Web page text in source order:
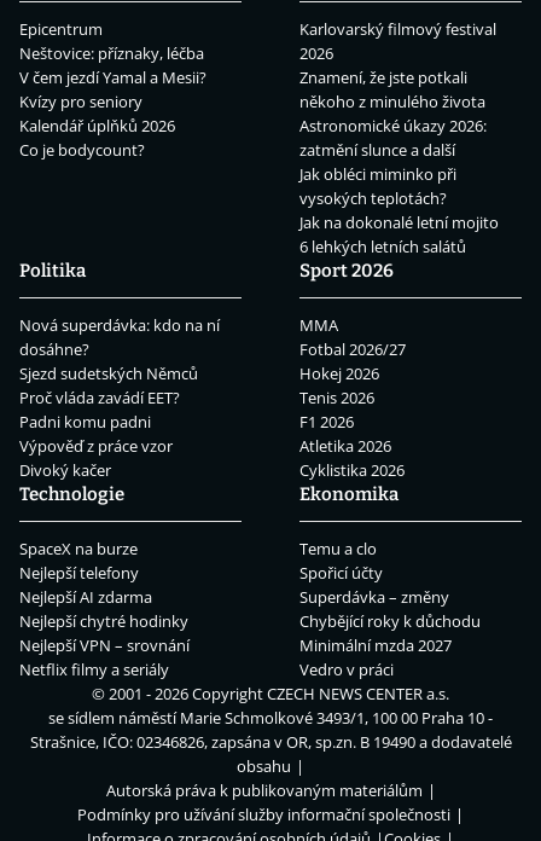
Epicentrum
Neštovice: příznaky, léčba
V čem jezdí Yamal a Mesii?
Kvízy pro seniory
Kalendář úplňků 2026
Co je bodycount?
Karlovarský filmový festival
2026
Znamení, že jste potkali
někoho z minulého života
Astronomické úkazy 2026:
zatmění slunce a další
Jak obléci miminko při
vysokých teplotách?
Jak na dokonalé letní mojito
6 lehkých letních salátů
Politika
Nová superdávka: kdo na ní
dosáhne?
Sjezd sudetských Němců
Proč vláda zavádí EET?
Padni komu padni
Výpověď z práce vzor
Divoký kačer
Sport 2026
MMA
Fotbal 2026/27
Hokej 2026
Tenis 2026
F1 2026
Atletika 2026
Cyklistika 2026
Technologie
SpaceX na burze
Nejlepší telefony
Nejlepší AI zdarma
Nejlepší chytré hodinky
Nejlepší VPN – srovnání
Netflix filmy a seriály
Ekonomika
Temu a clo
Spořicí účty
Superdávka – změny
Chybějící roky k důchodu
Minimální mzda 2027
Vedro v práci
© 2001 - 2026 CopyrightCZECH NEWS CENTER a.s.
se sídlem náměstí Marie Schmolkové 3493/1, 100 00 Praha 10 -
Strašnice, IČO: 02346826, zapsána v OR, sp.zn. B 19490 a dodavatelé
obsahu
Autorská práva k publikovaným materiálům
Podmínky pro užívání služby informační společnosti